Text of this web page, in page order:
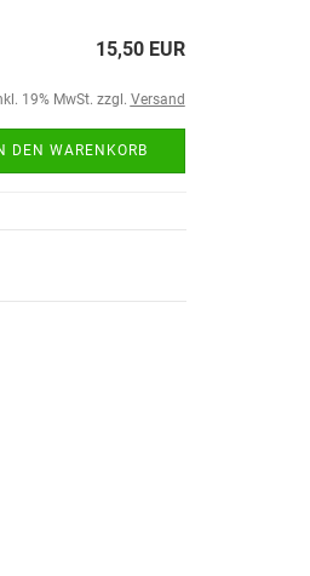
15,50 EUR
19% MwSt. zzgl. Versand
DEN WARENKORB